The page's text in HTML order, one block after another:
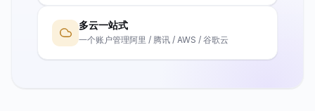
多云一站式
一个账户管理阿里 / 腾讯 / AWS / 谷歌云